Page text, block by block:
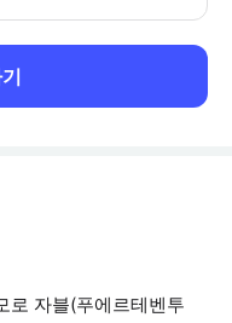
로 자블(푸에르테벤투